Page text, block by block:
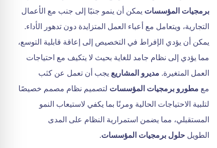
برمجيات المؤسسات يمكن أن ينمو جنبًا إلى جنب مع الأعمال
التجارية، ويتعامل مع أعباء العمل المتزايدة دون تدهور الأداء.
يمكن أن يؤدي الإفراط في التخصيص إلى إعاقة قابلية التوسع،
مما يؤدي إلى نظام جامد للغاية بحيث لا يتكيف مع احتياجات
العمل المتغيرة. مديرو المشاريع يجب أن تعمل عن كثب
مع مطورو برمجيات المؤسسات لتصميم نظام مصمم خصيصًا
لتلبية الاحتياجات الحالية ومرنًا بما يكفي لاستيعاب النمو
المستقبلي، مما يضمن استمرارية النظام على المدى
الطويل حلول برمجيات المؤسسات.